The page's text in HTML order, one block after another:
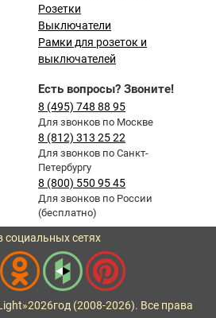
Розетки
Выключатели
Рамки для розеток и
выключателей
Есть вопросы? Звоните!
8 (495) 748 88 95
Для звонков по Москве
8 (812) 313 25 22
Для звонков по Санкт-
Петербургу
8 (800) 550 95 45
Для звонков по России
(бесплатно)
сетях
2026год (2008-2026). Все права